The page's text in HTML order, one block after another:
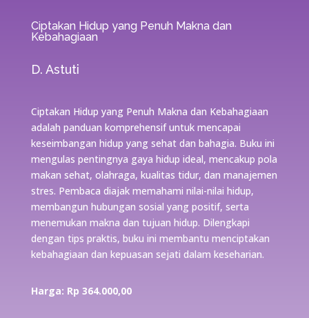
Ciptakan Hidup yang Penuh Makna dan
Kebahagiaan
D. Astuti
Ciptakan Hidup yang Penuh Makna dan Kebahagiaan
adalah panduan komprehensif untuk mencapai
keseimbangan hidup yang sehat dan bahagia. Buku ini
mengulas pentingnya gaya hidup ideal, mencakup pola
makan sehat, olahraga, kualitas tidur, dan manajemen
stres. Pembaca diajak memahami nilai-nilai hidup,
membangun hubungan sosial yang positif, serta
menemukan makna dan tujuan hidup. Dilengkapi
dengan tips praktis, buku ini membantu menciptakan
kebahagiaan dan kepuasan sejati dalam keseharian.
Harga: Rp 364.000,00